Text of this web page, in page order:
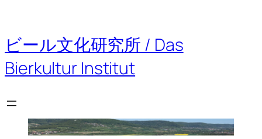
を
ス
キ
ッ
ビール文化研究所 / Das
Bierkultur Institut